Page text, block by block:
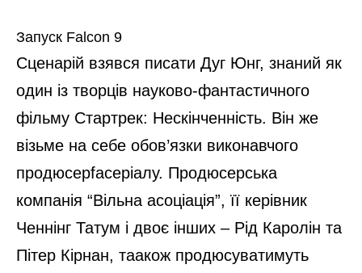
Запуск Falcon 9
Сценарій взявся писати Дуг Юнг, знаний як
один із творців науково-фантастичного
фільму Стартрек: Нескінченність. Він же
візьме на себе обов’язки виконавчого
продюсерfасеріалу. Продюсерська
компанія “Вільна асоціація”, її керівник
Ченнінг Татум і двоє інших – Рід Каролін та
Пітер Кірнан, таакож продюсуватимуть